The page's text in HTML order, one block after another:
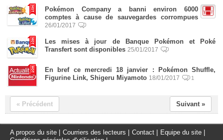
Pokémon Company a banni environ 6000
comptes à cause de sauvegardes corrompues
26/01/2017
Les mises à jour de Banque Pokémon et Poké
Transfert sont disponibles 25/01/2017
En bref ce mercredi 18 janvier : Pokémon Shuffle,
Figurine Link, Shigeru Miyamoto 18/01/2017 1
« Précédent Suivant »
A propos du site Courriers des lecteurs Contact Equipe du site